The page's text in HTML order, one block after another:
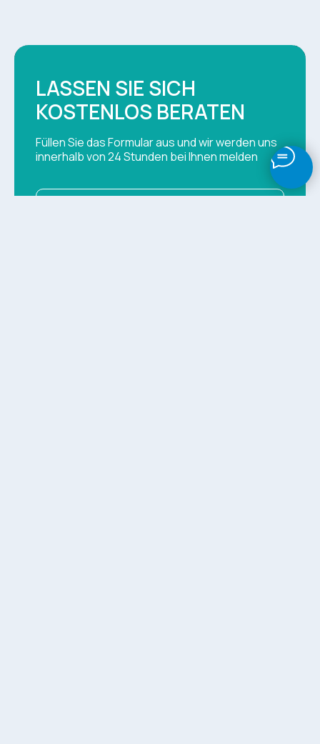
LASSEN SIE SICH
KOSTENLOS BERATEN
Füllen Sie das Formular aus und wir werden uns
innerhalb von 24 Stunden bei Ihnen melden